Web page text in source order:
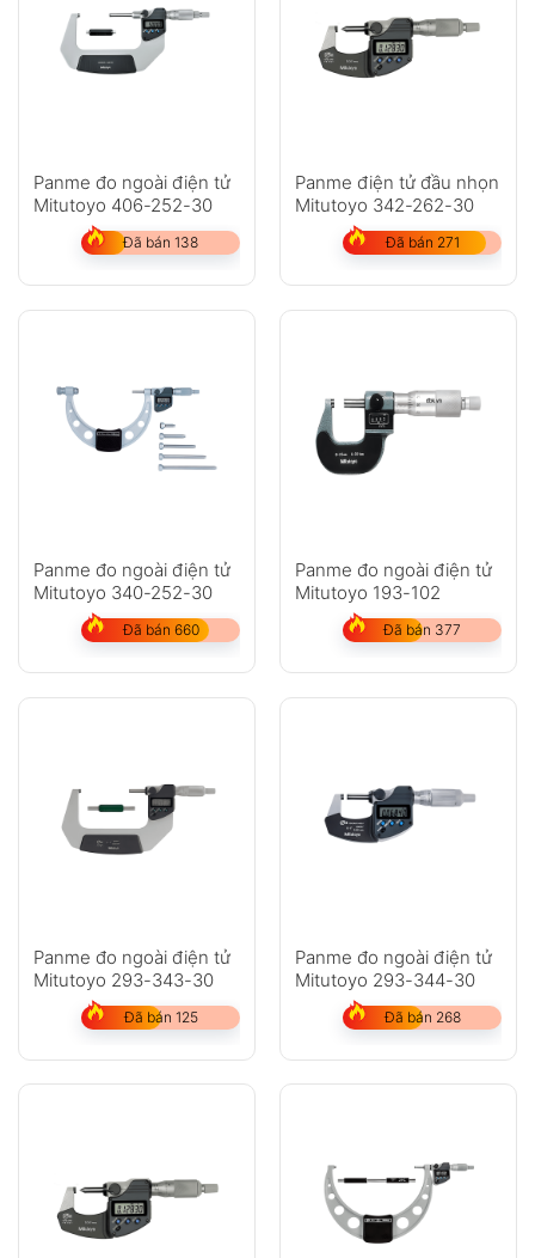
Panme đo ngoài điện tử
Mitutoyo 406-252-30
Đã bán 138
Panme điện tử đầu nhọn
Mitutoyo 342-262-30
Đã bán 271
Panme đo ngoài điện tử
Mitutoyo 340-252-30
Đã bán 660
Panme đo ngoài điện tử
Mitutoyo 193-102
Đã bán 377
Panme đo ngoài điện tử
Mitutoyo 293-343-30
Đã bán 125
Panme đo ngoài điện tử
Mitutoyo 293-344-30
Đã bán 268